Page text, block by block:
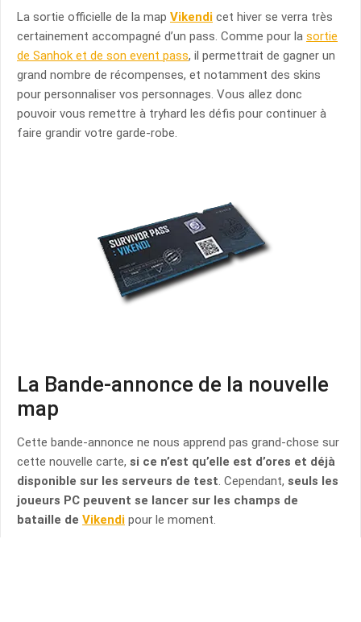
La sortie officielle de la map Vikendi cet hiver se verra très
certainement accompagné d’un pass. Comme pour la sortie
de Sanhok et de son event pass, il permettrait de gagner un
grand nombre de récompenses, et notamment des skins
pour personnaliser vos personnages. Vous allez donc
pouvoir vous remettre à tryhard les défis pour continuer à
faire grandir votre garde-robe.
La Bande-annonce de la nouvelle
map
Cette bande-annonce ne nous apprend pas grand-chose sur
cette nouvelle carte, si ce n’est qu’elle est d’ores et déjà
disponible sur les serveurs de test. Cependant, seuls les
joueurs PC peuvent se lancer sur les champs de
bataille de Vikendi pour le moment.